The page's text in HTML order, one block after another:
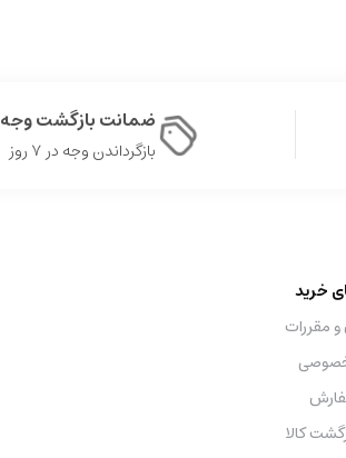
ضمانت بازگشت وجه
بازگرداندن وجه در ۷ روز
خرید
و مقررات
کالا